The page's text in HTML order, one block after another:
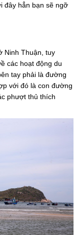
đây hẳn bạn sẽ ngỡ
Ninh Thuận, tuy
các hoạt động du
tay phải là đường
với đó là con đường
phượt thủ thích